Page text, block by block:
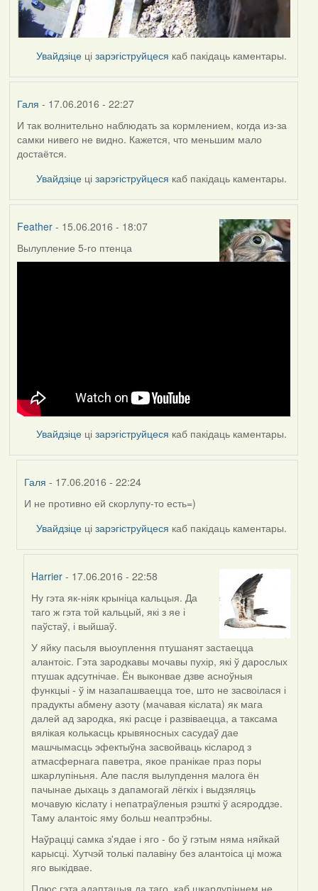
Увайдзіце цізарэгіструйцеся каб пакідаць каментары.
Галя - 17.06.2016 - 22:27
И так волнительно наблюдать за кормлением, когда из-за
самки нивего не видно. Кажется, что меньшим мало
достаётся.
Увайдзіце цізарэгіструйцеся каб пакідаць каментары.
Feather- 15.06.2016 - 18:07
Вылупление 5-го птенца
Увайдзіце цізарэгіструйцеся каб пакідаць каментары.
Галя - 17.06.2016 - 22:24
In
reply
by
И не противно ей скорлупу-то есть=)
Увайдзіце цізарэгіструйцеся каб пакідаць каментары.
Harrier - 17.06.2016 - 22:58
In
reply
to
by
Галя
Ну гэта як-ніяк крыніца кальцыя. Да
таго ж гэта той кальцый, які з яе і
паўстаў, і выйшаў.
У яйку пасьля выоуплення птушанят застаецца
алантоіс. Гэта зародкавы мочавы пухір, які ў дарослых
птушак адсутнічае. Ён выконвае дзве асноўныя
функцыі - ў ім назапашваецца тое, што не засвоілася і
прадукты абмену азоту (мачавая кіслата) як мага
далей ад зародка, які расце і развіваецца, а таксама
вялікая колькасць крывяносных сасудаў дае
машчымасць эфектыўна засвойваць кісларод з
атмасфернага паветра, якое пранікае праз поры
шкарлупіньня. Але пасля вылупдення малога ён
пачынае дыхаць з дапамогай лёгкіх і выдзяляць
мочавую кіслату і непатраўленыя рэшткі ў асяроддзе.
Таму алантоіс яму больш неаптрэбны.
Наўрацці самка з'ядае і яго - бо ў гэтым няма няйкай
карысці. Хутчэй толькі палавіну без алантоіса ці можа
яго выкідвае.